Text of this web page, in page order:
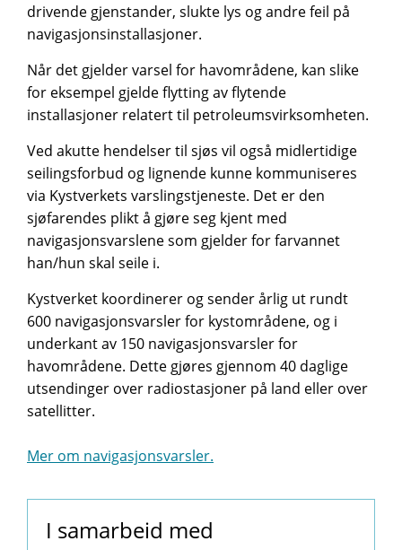
drivende gjenstander, slukte lys og andre feil på
navigasjonsinstallasjoner.
Når det gjelder varsel for havområdene, kan slike
for eksempel gjelde flytting av flytende
installasjoner relatert til petroleumsvirksomheten.
Ved akutte hendelser til sjøs vil også midlertidige
seilingsforbud og lignende kunne kommuniseres
via Kystverkets varslingstjeneste. Det er den
sjøfarendes plikt å gjøre seg kjent med
navigasjonsvarslene som gjelder for farvannet
han/hun skal seile i.
Kystverket koordinerer og sender årlig ut rundt
600 navigasjonsvarsler for kystområdene, og i
underkant av 150 navigasjonsvarsler for
havområdene. Dette gjøres gjennom 40 daglige
utsendinger over radiostasjoner på land eller over
satellitter.
Mer om navigasjonsvarsler.
I samarbeid med